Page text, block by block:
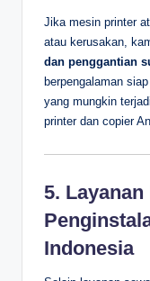
Jika mesin printer
atau kerusakan,
dan penggantian
berpengalaman
yang mungkin
printer dan copier
5.
Indonesia